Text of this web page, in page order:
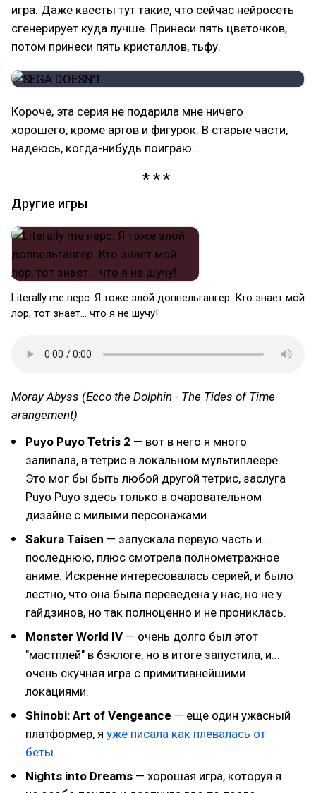
игра. Даже квесты тут такие, что сейчас нейросеть
сгенерирует куда лучше. Принеси пять цветочков,
потом принеси пять кристаллов, тьфу.
Короче, эта серия не подарила мне ничего
хорошего, кроме артов и фигурок. В старые части,
надеюсь, когда-нибудь поиграю...
Другие игры
Literally me перс. Я тоже злой доппельгангер. Кто знает мой
лор, тот знает... что я не шучу!
Moray Abyss (Ecco the Dolphin - The Tides of Time
arangement)
Puyo Puyo Tetris 2 — вот в него я много
залипала, в тетрис в локальном мультиплеере.
Это мог бы быть любой другой тетрис, заслуга
Puyo Puyo здесь только в очаровательном
дизайне с милыми персонажами.
Sakura Taisen — запускала первую часть и...
последнюю, плюс смотрела полнометражное
аниме. Искренне интересовалась серией, и было
лестно, что она была переведена у нас, но не у
гайдзинов, но так полноценно и не прониклась.
Monster World IV — очень долго был этот
"мастплей" в бэклоге, но в итоге запустила, и...
очень скучная игра с примитивнейшими
локациями.
Shinobi: Art of Vengeance — еще один ужасный
платформер, я уже писала как плевалась от
беты.
Nights into Dreams — хорошая игра, которуя я